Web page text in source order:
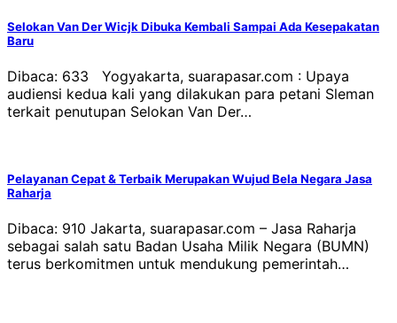
Selokan Van Der Wicjk Dibuka Kembali Sampai Ada Kesepakatan
Baru
Dibaca: 633 Yogyakarta, suarapasar.com : Upaya
audiensi kedua kali yang dilakukan para petani Sleman
terkait penutupan Selokan Van Der…
Pelayanan Cepat & Terbaik Merupakan Wujud Bela Negara Jasa
Raharja
Dibaca: 910 Jakarta, suarapasar.com – Jasa Raharja
sebagai salah satu Badan Usaha Milik Negara (BUMN)
terus berkomitmen untuk mendukung pemerintah…